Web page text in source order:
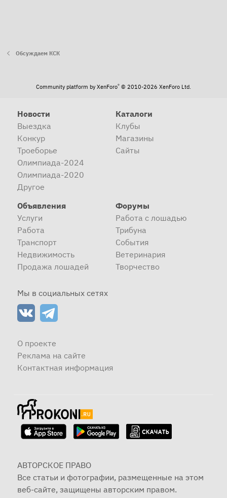
Обсуждаем КСК
Community platform by XenForo® © 2010-2026 XenForo Ltd.
Новости
Выездка
Конкур
Троеборье
Олимпиада-2024
Олимпиада-2020
Другое
Каталоги
Клубы
Магазины
Сайты
Объявления
Услуги
Работа
Транспорт
Недвижимость
Продажа лошадей
Форумы
Работа с лошадью
Трибуна
События
Ветеринария
Творчество
Мы в социальных сетях
О проекте
Реклама на сайте
Контактная информация
АВТОРСКОЕ ПРАВО
Все статьи и фотографии, размещенные на этом
веб-сайте, защищены авторским правом.